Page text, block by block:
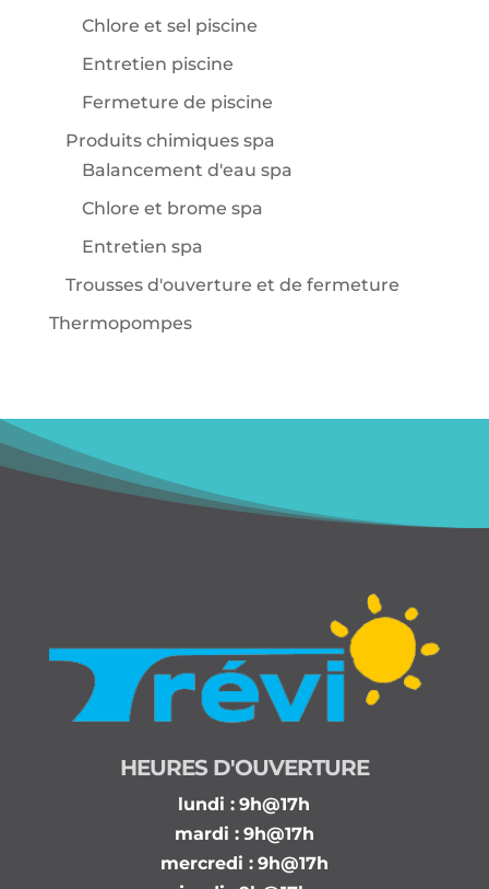
Chlore et sel piscine
Entretien piscine
Fermeture de piscine
Produits chimiques spa
Balancement d'eau spa
Chlore et brome spa
Entretien spa
Trousses d'ouverture et de fermeture
Thermopompes
HEURES D'OUVERTURE
lundi : 9h@17h
mardi : 9h@17h
mercredi : 9h@17h